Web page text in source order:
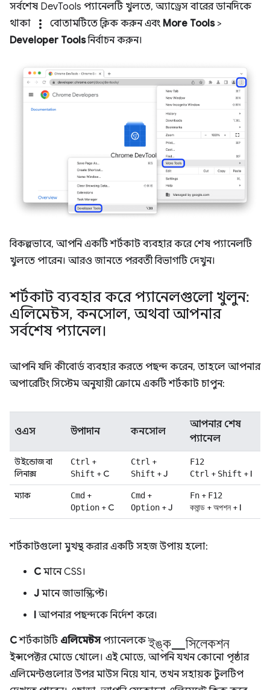
সর্বশেষ DevTools প্যানেলটি খুলতে, অ্যাড্রেস বারের ডানদিকে
থাকা
more_vert বোতামটিতে ক্লিক করুন এবং More Tools>
Developer Toolsনির্বাচন করুন।
বিকল্পভাবে, আপনি একটি শর্টকাট ব্যবহার করে শেষ প্যানেলটি
খুলতে পারেন। আরও জানতে পরবর্তী বিভাগটি দেখুন।
শর্টকাট ব্যবহার করে প্যানেলগুলো খুলুন:
এলিমেন্টস, কনসোল, অথবা আপনার
সর্বশেষ প্যানেল।
আপনি যদি কীবোর্ড ব্যবহার করতে পছন্দ করেন, তাহলে আপনার
অপারেটিং সিস্টেম অনুযায়ী ক্রোমে একটি শর্টকাট চাপুন:
ওএস উপাদান কনসোল
আপনার শেষ
প্যানেল
উইন্ডোজ বা
লিনাক্স
Ctrl +
Shift + C
Ctrl +
Shift +J
F12
Ctrl + Shift + I
ম্যাক
Cmd +
Option + C
Cmd +
Option +J
Fn + F12
কমান্ড +অপশন+ I
শর্টকাটগুলো মুখস্থ করার একটি সহজ উপায় হলো:
C মানে CSS।
J মানে জাভাস্ক্রিপ্ট।
I আপনার পছন্দকে নির্দেশ করে।
Cশর্টকাটটি এলিমেন্টসপ্যানেলকেইঙ্ক_সিলেকশন
ইন্সপেক্টর মোডে খোলে। এই মোডে, আপনি যখন কোনো পৃষ্ঠার
এলিমেন্টগুলোর উপর মাউস নিয়ে যান, তখন সহায়ক টুলটিপ